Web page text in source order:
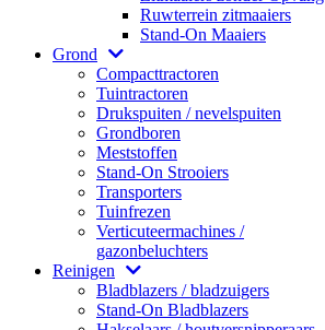
Ruwterrein zitmaaiers
Stand-On Maaiers
Grond
Compacttractoren
Tuintractoren
Drukspuiten / nevelspuiten
Grondboren
Meststoffen
Stand-On Strooiers
Transporters
Tuinfrezen
Verticuteermachines /
gazonbeluchters
Reinigen
Bladblazers / bladzuigers
Stand-On Bladblazers